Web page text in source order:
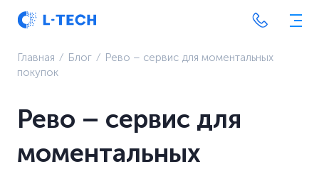
Главная ⁄ Блог ⁄ Рево – сервис для моментальных
покупок
Рево – сервис для
моментальных